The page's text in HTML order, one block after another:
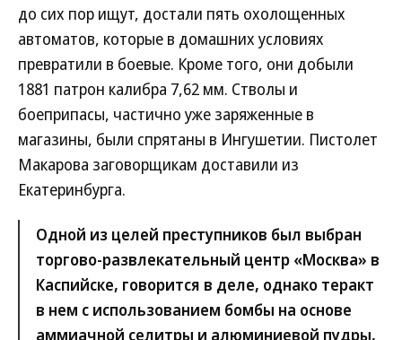
до сих пор ищут, достали пять охолощенных
автоматов, которые в домашних условиях
превратили в боевые. Кроме того, они добыли
1881 патрон калибра 7,62 мм. Стволы и
боеприпасы, частично уже заряженные в
магазины, были спрятаны в Ингушетии. Пистолет
Макарова заговорщикам доставили из
Екатеринбурга.
Одной из целей преступников был выбран
торгово-развлекательный центр «Москва» в
Каспийске, говорится в деле, однако теракт
в нем с использованием бомбы на основе
аммиачной селитры и алюминиевой пудры,